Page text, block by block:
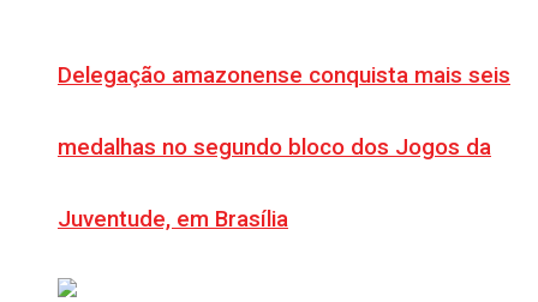
Delegação amazonense conquista mais seis
medalhas no segundo bloco dos Jogos da
Juventude, em Brasília